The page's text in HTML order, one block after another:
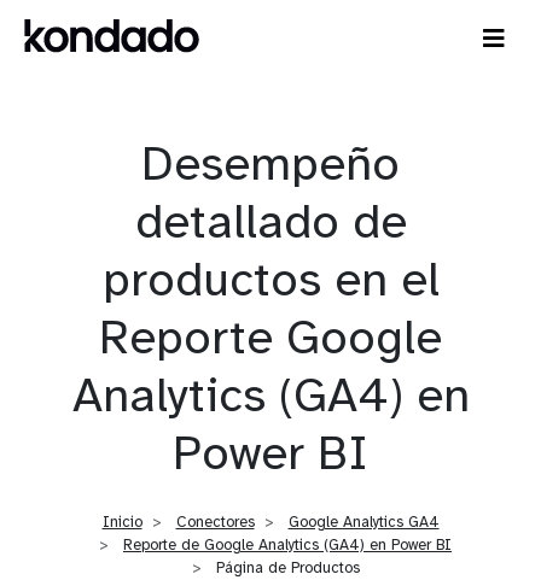
Desempeño
detallado de
productos en el
Reporte Google
Analytics (GA4) en
Power BI
Inicio Conectores
Google Analytics GA4
Reporte de Google Analytics (GA4) en Power BI
Página de Productos